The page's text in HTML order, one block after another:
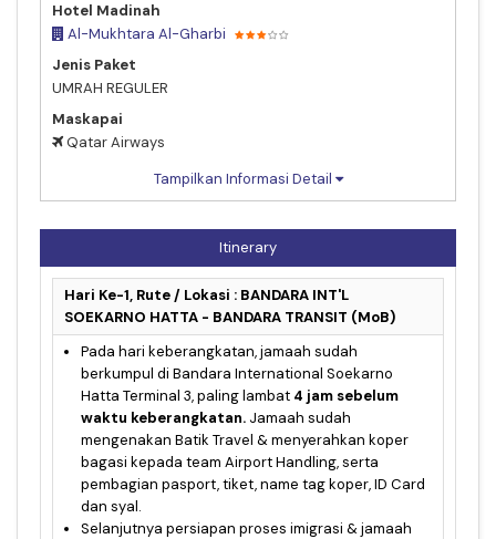
Hotel Madinah
Al-Mukhtara Al-Gharbi
Jenis Paket
UMRAH REGULER
Maskapai
Qatar Airways
Tampilkan Informasi Detail
Itinerary
Hari Ke-1, Rute / Lokasi : BANDARA INT'L
SOEKARNO HATTA - BANDARA TRANSIT (MoB)
Pada hari keberangkatan, jamaah sudah
berkumpul di Bandara International Soekarno
Hatta Terminal 3, paling lambat 4 jam sebelum
waktu keberangkatan. Jamaah sudah
mengenakan Batik Travel & menyerahkan koper
bagasi kepada team Airport Handling, serta
pembagian pasport, tiket, name tag koper, ID Card
dan syal.
Selanjutnya persiapan proses imigrasi & jamaah